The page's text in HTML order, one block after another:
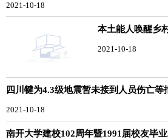
2021-10-18
本土能人唤醒乡
2021-10-18
四川犍为4.3级地震暂未接到人员伤亡等
2021-10-18
南开大学建校102周年暨1991届校友毕